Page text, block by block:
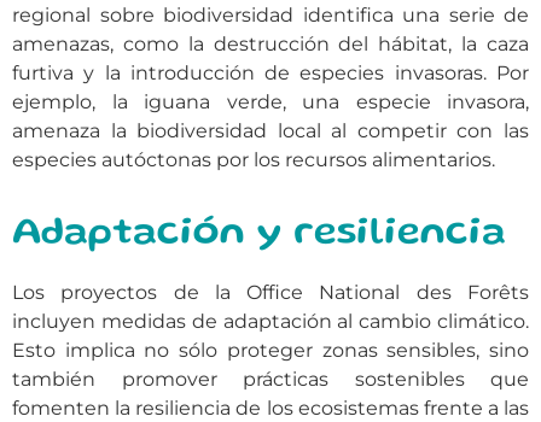
regional sobre biodiversidad identifica una serie de
amenazas, como la destrucción del hábitat, la caza
furtiva y la introducción de especies invasoras. Por
ejemplo, la iguana verde, una especie invasora,
amenaza la biodiversidad local al competir con las
especies autóctonas por los recursos alimentarios.
Adaptación y resiliencia
Los proyectos de la Office National des Forêts
incluyen medidas de adaptación al cambio climático.
Esto implica no sólo proteger zonas sensibles, sino
también promover prácticas sostenibles que
fomenten la resiliencia de los ecosistemas frente a las